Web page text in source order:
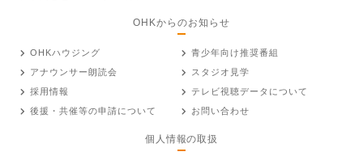
OHKからのお知らせ
OHKハウジング
青少年向け推奨番組
アナウンサー朗読会
スタジオ見学
採用情報
テレビ視聴データについて
後援・共催等の申請について
お問い合わせ
個人情報の取扱